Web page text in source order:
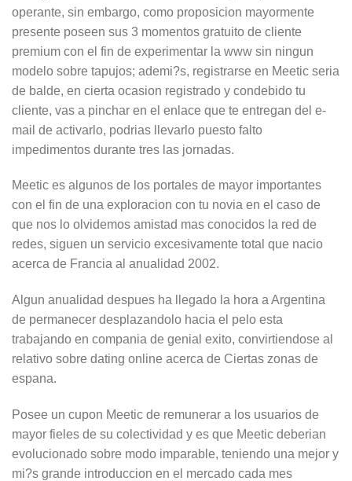
operante, sin embargo, como proposicion mayormente
presente poseen sus 3 momentos gratuito de cliente
premium con el fin de experimentar la www sin ningun
modelo sobre tapujos; ademi?s, registrarse en Meetic seri­a
de balde, en cierta ocasion registrado y condebido tu
cliente, vas a pinchar en el enlace que te entregan del e-
mail de activarlo, podrias llevarlo puesto falto
impedimentos durante tres las jornadas.
Meetic es algunos de los portales de mayor importantes
con el fin de una exploracion con tu novia en el caso de
que nos lo olvidemos amistad mas conocidos la red de
redes, siguen un servicio excesivamente total que nacio
acerca de Francia al anualidad 2002.
Algun anualidad despues ha llegado la hora a Argentina
de permanecer desplazandolo hacia el pelo esta
trabajando en compania de genial exito, convirtiendose al
relativo sobre dating online acerca de Ciertas zonas de
espana.
Posee un cupon Meetic de remunerar a los usuarios de
mayor fieles de su colectividad y es que Meetic deberian
evolucionado sobre modo imparable, teniendo una mejor y
mi?s grande introduccion en el mercado cada mes